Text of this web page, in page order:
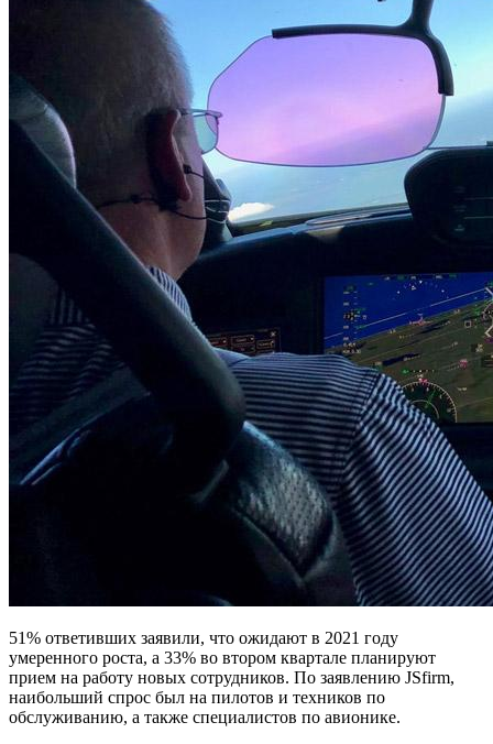
51% ответивших заявили, что ожидают в 2021 году
умеренного роста, а 33% во втором квартале планируют
прием на работу новых сотрудников. По заявлению JSfirm,
наибольший спрос был на пилотов и техников по
обслуживанию, а также специалистов по авионике.